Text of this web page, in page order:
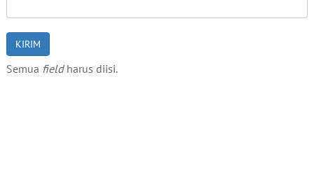
Semua fieldharus diisi.